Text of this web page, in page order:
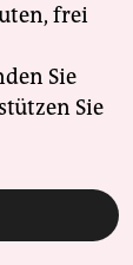
frei
Sie
Sie